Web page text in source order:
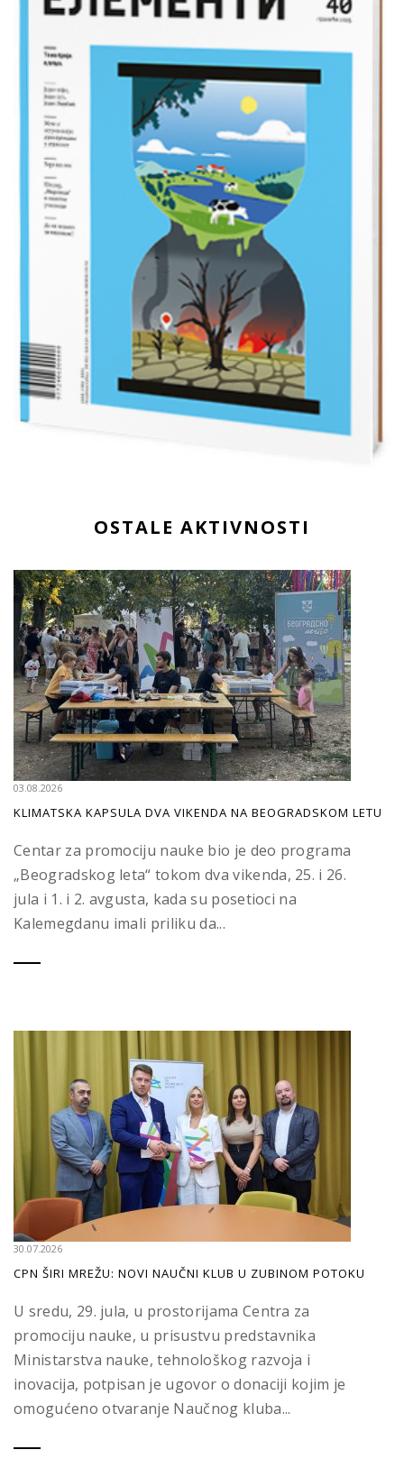
OSTALE AKTIVNOSTI
03.08.2026
KLIMATSKA KAPSULA DVA VIKENDA NA BEOGRADSKOM LETU
Centar za promociju nauke bio je deo programa
„Beogradskog leta“ tokom dva vikenda, 25. i 26.
jula i 1. i 2. avgusta, kada su posetioci na
Kalemegdanu imali priliku da...
30.07.2026
CPN ŠIRI MREŽU: NOVI NAUČNI KLUB U ZUBINOM POTOKU
U sredu, 29. jula, u prostorijama Centra za
promociju nauke, u prisustvu predstavnika
Ministarstva nauke, tehnološkog razvoja i
inovacija, potpisan je ugovor o donaciji kojim je
omogućeno otvaranje Naučnog kluba...